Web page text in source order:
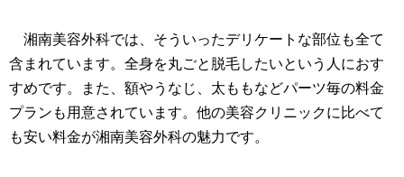
湘南美容外科では、そういったデリケートな部位も全て
含まれています。全身を丸ごと脱毛したいという人におす
すめです。また、額やうなじ、太ももなどパーツ毎の料金
プランも用意されています。他の美容クリニックに比べて
も安い料金が湘南美容外科の魅力です。